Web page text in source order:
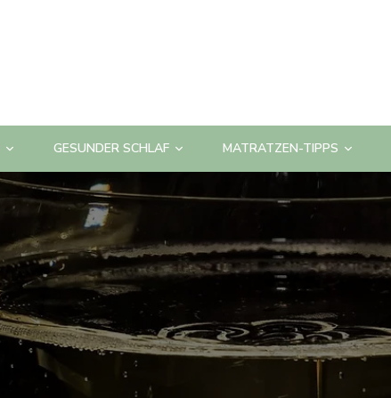
GESUNDER SCHLAF MATRATZEN-TIPPS